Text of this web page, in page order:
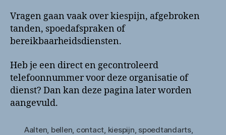
Vragen gaan vaak over kiespijn, afgebroken
tanden, spoedafspraken of
bereikbaarheidsdiensten.
Heb je een direct en gecontroleerd
telefoonnummer voor deze organisatie of
dienst? Dan kan deze pagina later worden
aangevuld.
Aalten bellen contact kiespijn spoedtandarts,